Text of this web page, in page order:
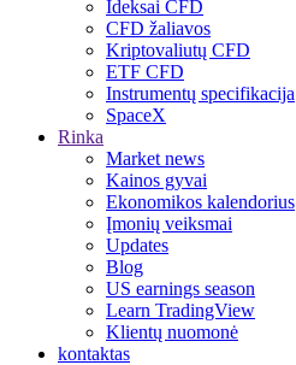
Ideksai CFD
CFD žaliavos
Kriptovaliutų CFD
ETF CFD
Instrumentų specifikacija
SpaceX
Rinka
Market news
Kainos gyvai
Ekonomikos kalendorius
Įmonių veiksmai
Updates
Blog
US earnings season
Learn TradingView
Klientų nuomonė
kontaktas